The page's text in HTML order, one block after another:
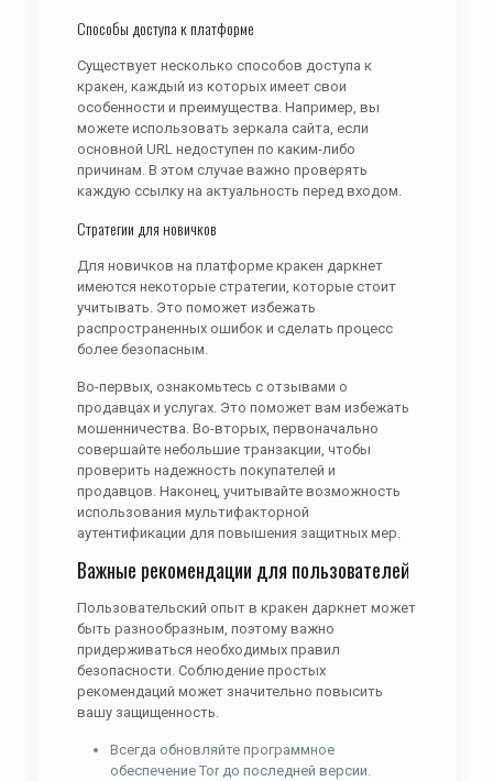
Способы доступа к платформе
Существует несколько способов доступа к
кракен, каждый из которых имеет свои
особенности и преимущества. Например, вы
можете использовать зеркала сайта, если
основной URL недоступен по каким-либо
причинам. В этом случае важно проверять
каждую ссылку на актуальность перед входом.
Стратегии для новичков
Для новичков на платформе кракен даркнет
имеются некоторые стратегии, которые стоит
учитывать. Это поможет избежать
распространенных ошибок и сделать процесс
более безопасным.
Во-первых, ознакомьтесь с отзывами о
продавцах и услугах. Это поможет вам избежать
мошенничества. Во-вторых, первоначально
совершайте небольшие транзакции, чтобы
проверить надежность покупателей и
продавцов. Наконец, учитывайте возможность
использования мультифакторной
аутентификации для повышения защитных мер.
Важные рекомендации для пользователей
Пользовательский опыт в кракен даркнет может
быть разнообразным, поэтому важно
придерживаться необходимых правил
безопасности. Соблюдение простых
рекомендаций может значительно повысить
вашу защищенность.
Всегда обновляйте программное
обеспечение Tor до последней версии.